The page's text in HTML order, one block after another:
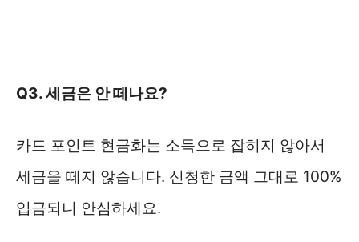
Q3. 세금은 안 떼나요?
카드 포인트 현금화는 소득으로 잡히지 않아서
세금을 떼지 않습니다. 신청한 금액 그대로 100%
입금되니 안심하세요.